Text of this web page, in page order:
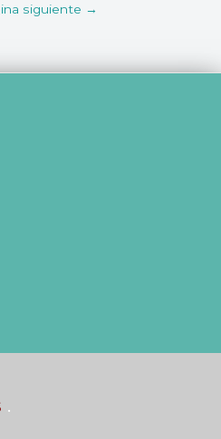
siguiente →
.